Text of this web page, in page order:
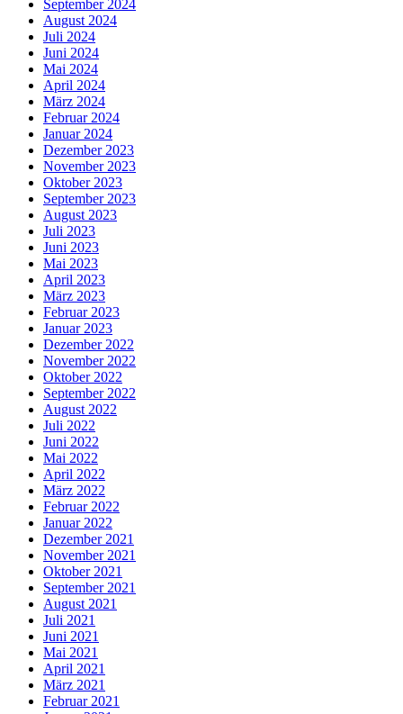
September 2024
August 2024
Juli 2024
Juni 2024
Mai 2024
April 2024
März 2024
Februar 2024
Januar 2024
Dezember 2023
November 2023
Oktober 2023
September 2023
August 2023
Juli 2023
Juni 2023
Mai 2023
April 2023
März 2023
Februar 2023
Januar 2023
Dezember 2022
November 2022
Oktober 2022
September 2022
August 2022
Juli 2022
Juni 2022
Mai 2022
April 2022
März 2022
Februar 2022
Januar 2022
Dezember 2021
November 2021
Oktober 2021
September 2021
August 2021
Juli 2021
Juni 2021
Mai 2021
April 2021
März 2021
Februar 2021